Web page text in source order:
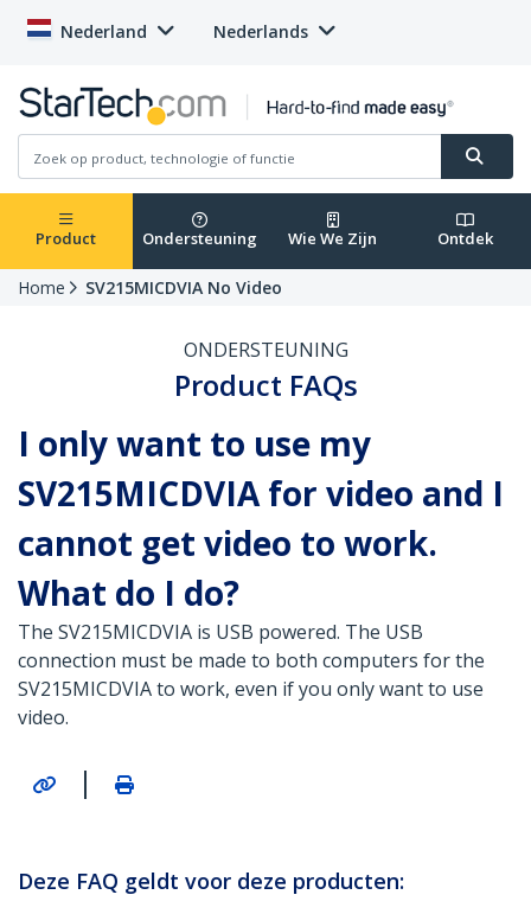
Nederland Nederlands
Product Ondersteuning Wie We Zijn Ontdek
Home SV215MICDVIA No Video
ONDERSTEUNING
Product FAQs
I only want to use my
SV215MICDVIA for video and I
cannot get video to work.
What do I do?
The SV215MICDVIA is USB powered. The USB
connection must be made to both computers for the
SV215MICDVIA to work, even if you only want to use
video.
|
Deze FAQ geldt voor deze producten: